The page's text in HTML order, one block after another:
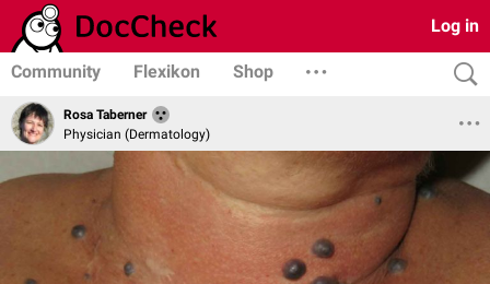
Log in
Community Flexikon Shop
Rosa Taberner
Physician (Dermatology)